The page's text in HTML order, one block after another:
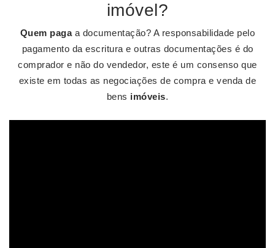
imóvel?
Quem pagaa documentação? A responsabilidade pelo
pagamento da escritura e outras documentações é do
comprador e não do vendedor, este é um consenso que
existe em todas as negociações de compra e venda de
bens imóveis.